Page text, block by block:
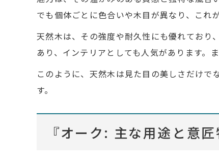
でも個体ごとに色合いや木目が異なり、これ
天然木は、その強度や耐久性にも優れており
あり、インテリアとしても人気があります。
このように、天然木は見た目の美しさだけ
す。
『オーク: 主な用途と意匠